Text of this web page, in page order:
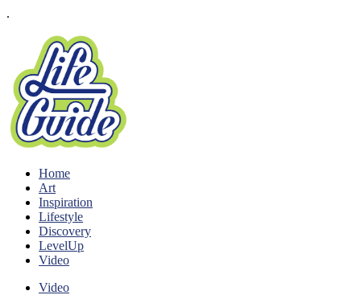
.
Home
Art
Inspiration
Lifestyle
Discovery
LevelUp
Video
Video